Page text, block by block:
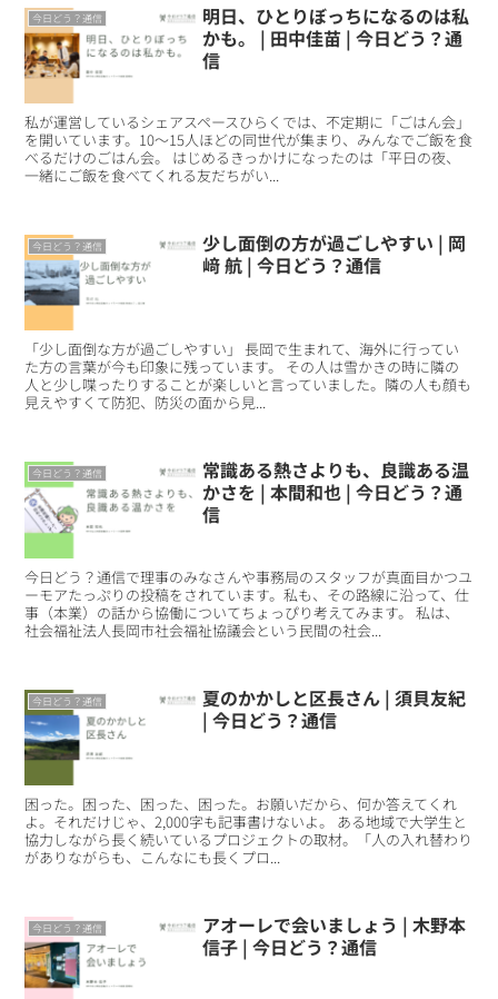
今日どう？通信
明日、ひとりぼっちになるのは私
かも。 | 田中佳苗 | 今日どう？通
信
私が運営しているシェアスペースひらくでは、不定期に「ごはん会」
を開いています。10～15人ほどの同世代が集まり、みんなでご飯を食
べるだけのごはん会。 はじめるきっかけになったのは「平日の夜、
一緒にご飯を食べてくれる友だちがい...
今日どう？通信
少し面倒の方が過ごしやすい | 岡
﨑 航 | 今日どう？通信
「少し面倒な方が過ごしやすい」 長岡で生まれて、海外に行ってい
た方の言葉が今も印象に残っています。 その人は雪かきの時に隣の
人と少し喋ったりすることが楽しいと言っていました。隣の人も顔も
見えやすくて防犯、防災の面から見...
今日どう？通信
常識ある熱さよりも、良識ある温
かさを | 本間和也 | 今日どう？通
信
今日どう？通信で理事のみなさんや事務局のスタッフが真面目かつユ
ーモアたっぷりの投稿をされています。私も、その路線に沿って、仕
事（本業）の話から協働についてちょっぴり考えてみます。 私は、
社会福祉法人長岡市社会福祉協議会という民間の社会...
今日どう？通信
夏のかかしと区長さん | 須貝友紀
| 今日どう？通信
困った。困った、困った、困った。お願いだから、何か答えてくれ
よ。それだけじゃ、2,000字も記事書けないよ。 ある地域で大学生と
協力しながら長く続いているプロジェクトの取材。「人の入れ替わり
がありながらも、こんなにも長くプロ...
今日どう？通信
アオーレで会いましょう | 木野本
信子 | 今日どう？通信